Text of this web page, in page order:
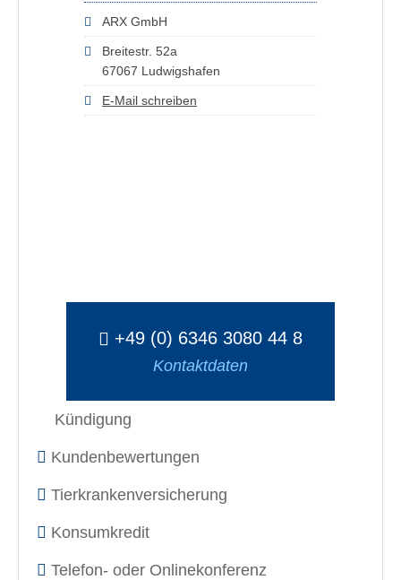
ARX GmbH
Breitestr. 52a
67067 Ludwigshafen
E-Mail schreiben
+49 (0) 6346 3080 44 8
Kontaktdaten
Kündigung
Kundenbewertungen
Tierkrankenversicherung
Konsumkredit
Telefon- oder Onlinekonferenz